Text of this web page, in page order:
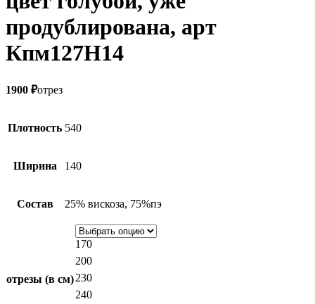
продублирована, арт
Кпм127Н14
1900 ₽отрез
Плотность 540
Ширина 140
Состав 25% вискоза, 75%пэ
отрезы (в см)
170
200
230
240